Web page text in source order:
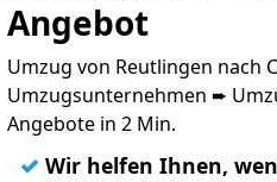
Angebot
Umzug von Reutlingen nach
Umzugsunternehmen ➨
Angebote in 2 Min.
✓ Wir helfen Ihnen,